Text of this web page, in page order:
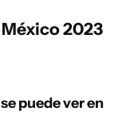
2023
se puede ver en